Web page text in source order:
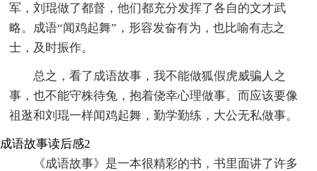
军，刘琨做了都督，他们都充分发挥了各自的文才武
略。成语“闻鸡起舞”，形容发奋有为，也比喻有志之
士，及时振作。
总之，看了成语故事，我不能做狐假虎威骗人之
事，也不能守株待兔，抱着侥幸心理做事。而应该要像
祖逖和刘琨一样闻鸡起舞，勤学勤练，大公无私做事。
成语故事读后感2
《成语故事》是一本很精彩的书，书里面讲了许多